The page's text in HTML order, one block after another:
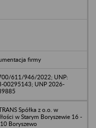
firmy
611/946/2022; UNP:
00295143; UNP 2026-
Spółka z o.o. w
w Starym Boryszewie 16 -
Boryszewo